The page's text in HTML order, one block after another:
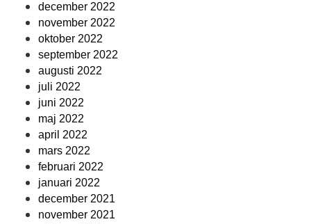
december 2022
november 2022
oktober 2022
september 2022
augusti 2022
juli 2022
juni 2022
maj 2022
april 2022
mars 2022
februari 2022
januari 2022
december 2021
november 2021